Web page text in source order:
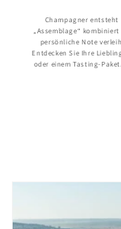
Champagner
„Assemblage“
persönliche Note
Entdecken Sie Ihre
oder einem Tasting-